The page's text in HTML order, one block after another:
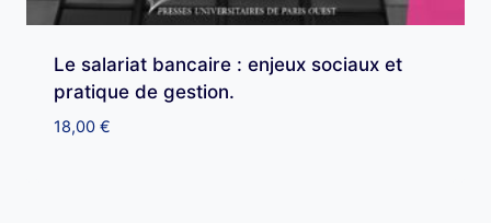
Le salariat bancaire : enjeux sociaux et
pratique de gestion.
18,00 €